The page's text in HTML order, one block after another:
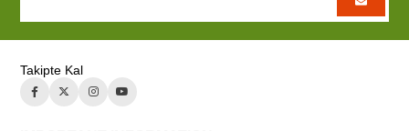
Takipte Kal